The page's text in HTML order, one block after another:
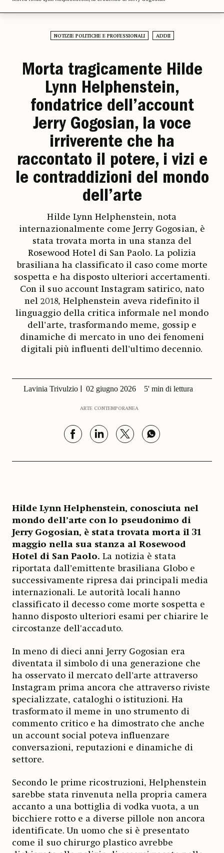
NOTIZIE POLITICHE E PROFESSIONALI ADDII
Morta tragicamente Hilde
Lynn Helphenstein,
fondatrice dell’account
Jerry Gogosian, la voce
irriverente che ha
raccontato il potere, i vizi e
le contraddizioni del mondo
dell’arte
Hilde Lynn Helphenstein, nota
internazionalmente come Jerry Gogosian, è
stata trovata morta in una stanza del
Rosewood Hotel di San Paolo. La polizia
brasiliana ha classificato il caso come morte
sospetta e ha disposto ulteriori accertamenti.
Con il suo account Instagram satirico, nato
nel 2018, Helphenstein aveva ridefinito il
linguaggio della critica informale nel mondo
dell’arte, trasformando meme, gossip e
dinamiche di mercato in uno dei fenomeni
digitali più influenti dell’ultimo decennio.
Lavinia Trivulzio 02 giugno 2026 5' min di lettura
ARTE CONTEMPORANEA
Hilde Lynn Helphenstein, conosciuta nel
mondo dell’arte con lo pseudonimo di
Jerry Gogosian, è stata trovata morta il 31
maggio nella sua stanza al Rosewood
Hotel di San Paolo. La notizia è stata
riportata dall’emittente brasiliana Globo e
successivamente ripresa dai principali media
internazionali. Le autorità locali hanno
classificato il decesso come morte sospetta e
hanno disposto ulteriori esami per chiarire le
circostanze dell'accaduto.
In meno di dieci anni Jerry Gogosian era
diventata il simbolo di una generazione che
ha osservato il mercato dell’arte attraverso
Instagram prima ancora che attraverso riviste
specializzate, cataloghi o istituzioni. Ha
trasformato il meme in uno strumento di
commento critico e ha dimostrato che anche
un account social poteva influenzare
conversazioni, reputazioni e dinamiche di
settore.
Secondo le prime ricostruzioni, Helphenstein
sarebbe stata rinvenuta nella propria camera
accanto a una bottiglia di vodka vuota, a un
bicchiere rotto e a diverse pillole non ancora
identificate. Un uomo che si è presentato
come il suo chirurgo plastico avrebbe